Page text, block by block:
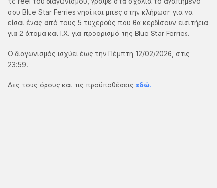
σου Blue Star Ferries νησί και μπες στην κλήρωση για να
είσαι ένας από τους 5 τυχερούς που θα κερδίσουν εισιτήρια
για 2 άτομα και Ι.Χ. για προορισμό της Blue Star Ferries.
Ο διαγωνισμός ισχύει έως την Πέμπτη 12/02/2026, στις
23:59.
Δες τους όρους και τις προϋποθέσεις εδώ.